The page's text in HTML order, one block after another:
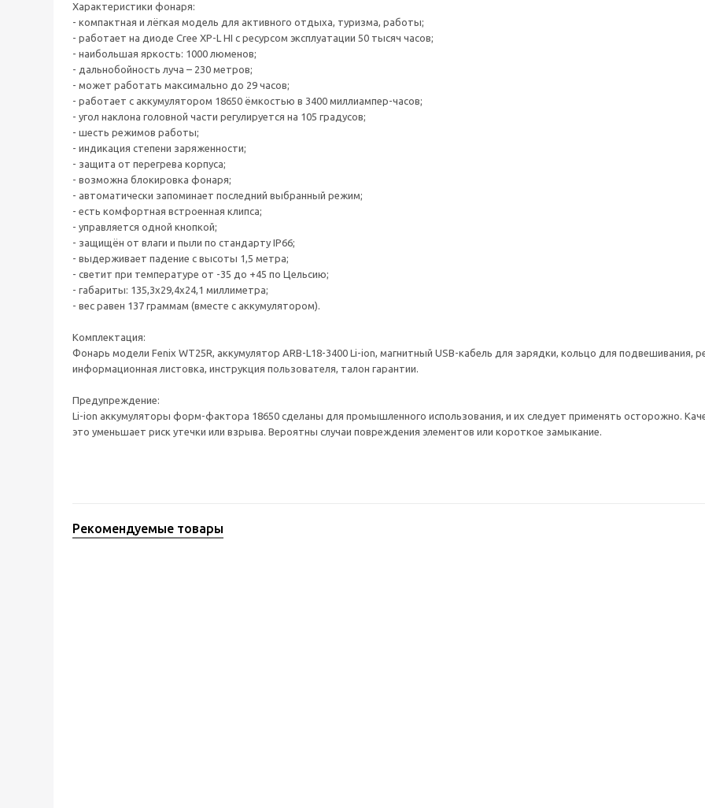
Характеристики фонаря:
- компактная и лёгкая модель для активного отдыха, туризма, работы;
- работает на диоде Cree XP-L HI с ресурсом эксплуатации 50 тысяч часов;
- наибольшая яркость: 1000 люменов;
- дальнобойность луча – 230 метров;
- может работать максимально до 29 часов;
- работает с аккумулятором 18650 ёмкостью в 3400 миллиампер-часов;
- угол наклона головной части регулируется на 105 градусов;
- шесть режимов работы;
- индикация степени заряженности;
- защита от перегрева корпуса;
- возможна блокировка фонаря;
- автоматически запоминает последний выбранный режим;
- есть комфортная встроенная клипса;
- управляется одной кнопкой;
- защищён от влаги и пыли по стандарту IP66;
- выдерживает падение с высоты 1,5 метра;
- светит при температуре от -35 до +45 по Цельсию;
- габариты: 135,3x29,4x24,1 миллиметра;
- вес равен 137 граммам (вместе с аккумулятором).
Комплектация:
Фонарь модели Fenix WT25R, аккумулятор ARB-L18-3400 Li-ion, магнитный USB-кабель для зарядки, кольцо для подвешивания,
информационная листовка, инструкция пользователя, талон гарантии.
Предупреждение:
Li-ion аккумуляторы форм-фактора 18650 сделаны для промышленного использования, и их следует применять осторожно.
это уменьшает риск утечки или взрыва. Вероятны случаи повреждения элементов или короткое замыкание.
Рекомендуемые товары